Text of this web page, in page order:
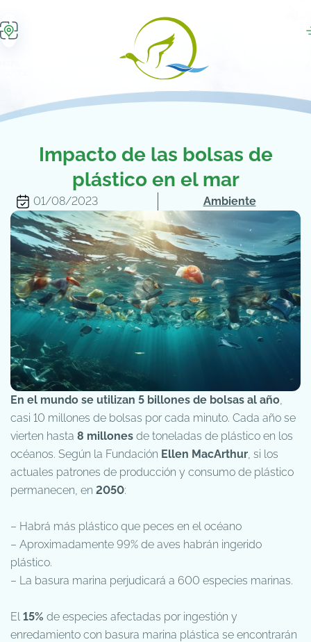
Impacto de las bolsas de
plástico en el mar
01/08/2023 Ambiente
En el mundo se utilizan 5 billones de bolsas al año,
casi 10 millones de bolsas por cada minuto. Cada año se
vierten hasta 8 millones de toneladas de plástico en los
océanos. Según la Fundación Ellen MacArthur, si los
actuales patrones de producción y consumo de plástico
permanecen, en 2050:
– Habrá más plástico que peces en el océano
– Aproximadamente 99% de aves habrán ingerido
plástico.
– La basura marina perjudicará a 600 especies marinas.
El 15% de especies afectadas por ingestión y
enredamiento con basura marina plástica se encontrarán